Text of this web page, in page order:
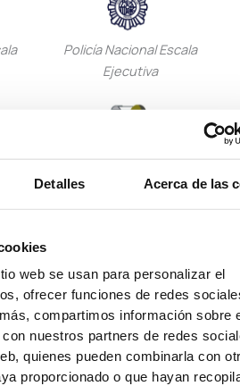
Detalles Acerca de las
web se usan para personalizar el
ofrecer funciones de redes
compartimos información sobre
nuestros partners de redes
quienes pueden combinarla con
proporcionado o que hayan
Policía Nacional Escala
Ejecutiva
Tropa y Marinería
Instituciones
Penitenciarias